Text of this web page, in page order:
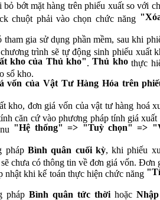
bỏ bớt mặt hàng trên phiếu xuất so với
chuột phải vào chọn chức năng
tham gia sử dụng phần mềm, sau khi
trình sẽ tự động sinh phiếu xuất
kho của Thủ kho" Thủ khothực
sổ kho.
vốn của Vật Tư Hàng Hóa trên
kho, đơn giá vốn của vật tư hàng hoá
căn cứ vào phương pháp tính giá xuất
"Hệ thống" => "Tuỳ chọn" =>
pháp Bình quân cuối kỳ, khi phiếu
chưa có thông tin về đơn giá vốn. Đơn
nhật khi kế toán thực hiện chức năng
pháp Bình quân tức thời hoặc